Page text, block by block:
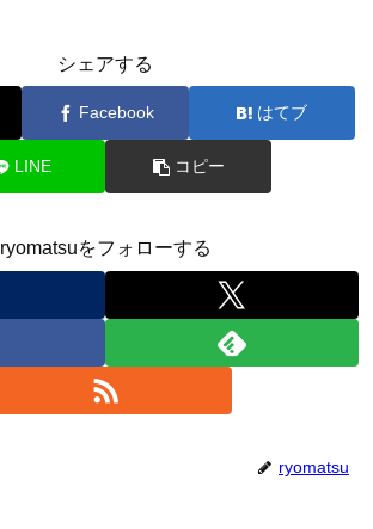
シェアする
Facebook はてブ
LINE コピー
ryomatsuをフォローする
ryomatsu